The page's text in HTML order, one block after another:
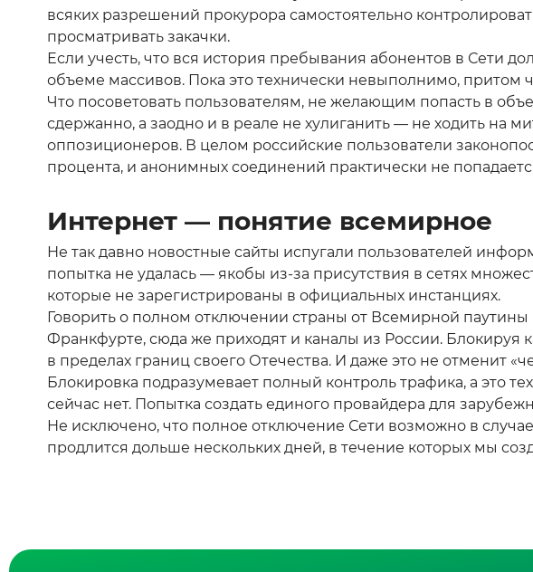
всяких разрешений прокурора самостоятельно
просматривать закачки.
Если учесть, что вся история пребывания абонентов в Сети
объеме массивов. Пока это технически невыполнимо, притом
Что посоветовать пользователям, не желающим попасть в
сдержанно, а заодно и в реале не хулиганить — не ходить на
оппозиционеров. В целом российские пользователи
процента, и анонимных соединений практически не
Интернет — понятие всемирное
Не так давно новостные сайты испугали пользователей
попытка не удалась — якобы из-за присутствия в сетях
которые не зарегистрированы в официальных инстанциях.
Говорить о полном отключении страны от Всемирной
Франкфурте, сюда же приходят и каналы из России. Блокируя
в пределах границ своего Отечества. И даже это не отменит
Блокировка подразумевает полный контроль трафика, а это
сейчас нет. Попытка создать единого провайдера для
Не исключено, что полное отключение Сети возможно в
продлится дольше нескольких дней, в течение которых мы